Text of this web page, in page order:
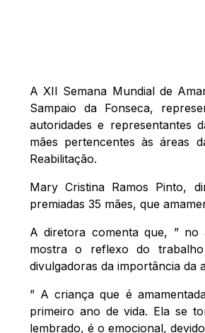
A XII Semana Mundial de
Sampaio da Fonseca,
autoridades e representantes
mães pertencentes às áreas
Reabilitação.
Mary Cristina Ramos Pinto,
premiadas 35 mães, que
A diretora comenta que, ” no
mostra o reflexo do
divulgadoras da importância da
” A criança que é
primeiro ano de vida. Ela se
lembrado, é o emocional,